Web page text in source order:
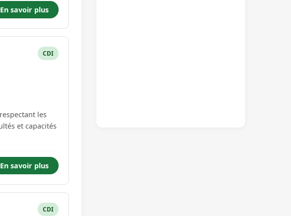
En savoir plus
CDI
En savoir plus
CDI